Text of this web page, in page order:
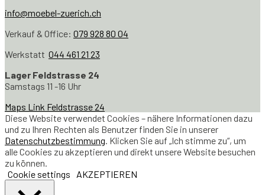
info@moebel-zuerich.ch
Verkauf & Office: 079 928 80 04
Werkstatt 044 461 21 23
Lager Feldstrasse 24
Samstags 11 -16 Uhr
Maps Link Feldstrasse 24
Diese Website verwendet Cookies – nähere Informationen dazu
und zu Ihren Rechten als Benutzer finden Sie in unserer
Datenschutzbestimmung. Klicken Sie auf „Ich stimme zu“, um
alle Cookies zu akzeptieren und direkt unsere Website besuchen
zu können.
Cookie settings
AKZEPTIEREN